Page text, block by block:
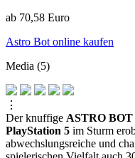
ab 70,58 Euro
Astro Bot online kaufen
Media (5)
⋮
Der knuffige ASTRO BOT
PlayStation 5 im Sturm
abwechslungsreiche und